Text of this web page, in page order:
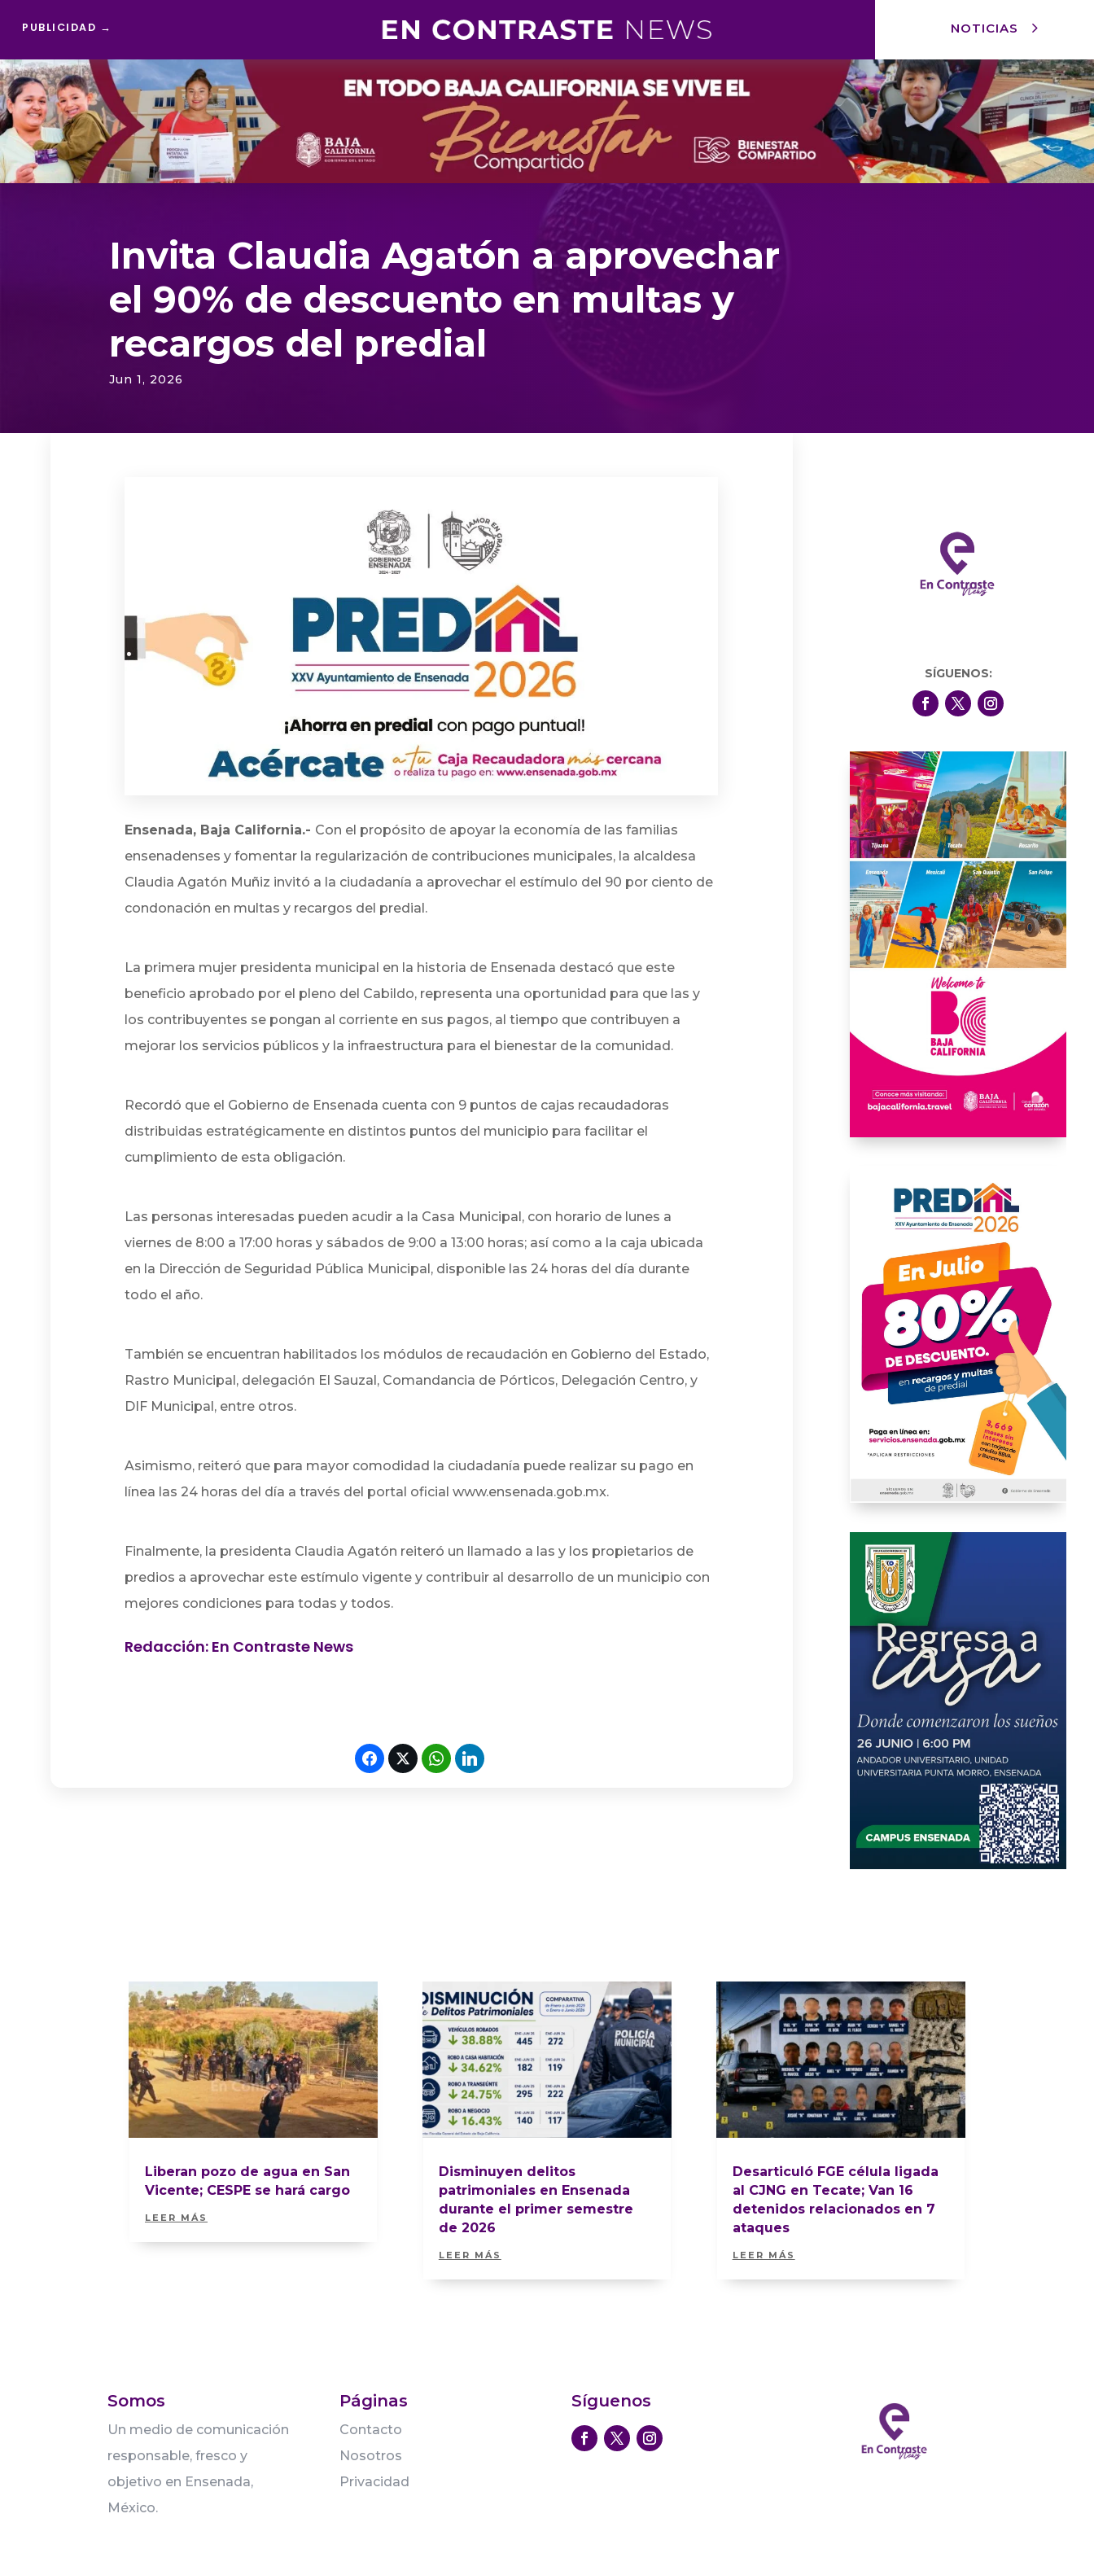
PUBLICIDAD → NOTICIAS
Reproductor
de
vídeo
Invita Claudia Agatón a aprovechar
el 90% de descuento en multas y
recargos del predial
Jun 1, 2026
Ensenada, Baja California.- Con el propósito de apoyar la economía de las familias
ensenadenses y fomentar la regularización de contribuciones municipales, la alcaldesa
Claudia Agatón Muñiz invitó a la ciudadanía a aprovechar el estímulo del 90 por ciento de
condonación en multas y recargos del predial.
La primera mujer presidenta municipal en la historia de Ensenada destacó que este
beneficio aprobado por el pleno del Cabildo, representa una oportunidad para que las y
los contribuyentes se pongan al corriente en sus pagos, al tiempo que contribuyen a
mejorar los servicios públicos y la infraestructura para el bienestar de la comunidad.
Recordó que el Gobierno de Ensenada cuenta con 9 puntos de cajas recaudadoras
distribuidas estratégicamente en distintos puntos del municipio para facilitar el
cumplimiento de esta obligación.
Las personas interesadas pueden acudir a la Casa Municipal, con horario de lunes a
viernes de 8:00 a 17:00 horas y sábados de 9:00 a 13:00 horas; así como a la caja ubicada
en la Dirección de Seguridad Pública Municipal, disponible las 24 horas del día durante
todo el año.
También se encuentran habilitados los módulos de recaudación en Gobierno del Estado,
Rastro Municipal, delegación El Sauzal, Comandancia de Pórticos, Delegación Centro, y
DIF Municipal, entre otros.
Asimismo, reiteró que para mayor comodidad la ciudadanía puede realizar su pago en
línea las 24 horas del día a través del portal oficial www.ensenada.gob.mx.
Finalmente, la presidenta Claudia Agatón reiteró un llamado a las y los propietarios de
predios a aprovechar este estímulo vigente y contribuir al desarrollo de un municipio con
mejores condiciones para todas y todos.
Redacción: En Contraste News
SÍGUENOS:
Liberan pozo de agua en San
Vicente; CESPE se hará cargo
LEER MÁS
Disminuyen delitos
patrimoniales en Ensenada
durante el primer semestre
de 2026
LEER MÁS
Desarticuló FGE célula ligada
al CJNG en Tecate; Van 16
detenidos relacionados en 7
ataques
LEER MÁS
Somos
Un medio de comunicación
responsable, fresco y
objetivo en Ensenada,
México.
Páginas
Contacto
Nosotros
Privacidad
Síguenos